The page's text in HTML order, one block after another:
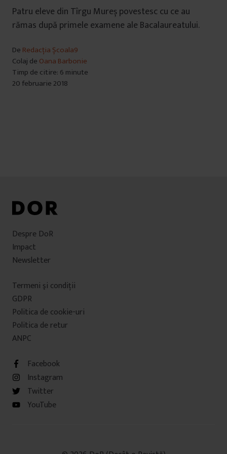
Patru eleve din Tîrgu Mureș povestesc cu ce au
rămas după primele examene ale Bacalaureatului.
De Redacția Școala9
Colaj de Oana Barbonie
Timp de citire: 6 minute
20 februarie 2018
Despre DoR
Impact
Newsletter
Termeni şi condiţii
GDPR
Politica de cookie-uri
Politica de retur
ANPC
Facebook
Instagram
Twitter
YouTube